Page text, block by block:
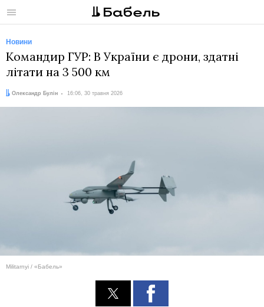
Меню
Новини
Командир ГУР: В України є дрони, здатні
літати на 3 500 км
Автор:
Олександр Булін
Дата: 16:06, 30 травня 2026
Militarnyi / «Бабель»